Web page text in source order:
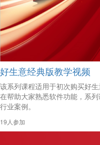
好生意经典版教学视频
该系列课程适用于初次购买好
在帮助大家熟悉软件功能，系
行业案例。
19人参加